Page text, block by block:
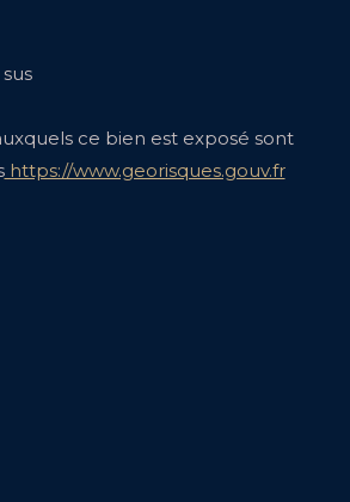
ce bien est exposé sont
https://www.georisques.gouv.fr